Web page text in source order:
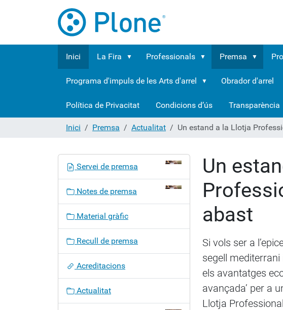
Inici La Fira Professionals Premsa
Programa d'impuls de les Arts d'arrel Obrador d'arrel
Política de Privacitat Condicions d’ús Transparència
Inici Premsa Actualitat Un estand a la Llotja
Un
abast
Si vols ser a
segell
els avantatges
avançada’ per a
Llotja
ó
Servei de premsa
Notes de premsa
Material gràfic
Recull de premsa
Acreditacions
Actualitat